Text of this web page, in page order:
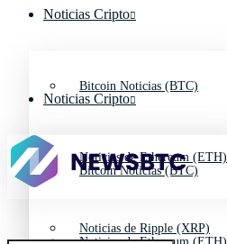
Noticias Cripto
Bitcoin Noticias (BTC)
Noticias de Ethereum (ETH)
Noticias de Ripple (XRP)
Noticias Cripto
Bitcoin Noticias (BTC)